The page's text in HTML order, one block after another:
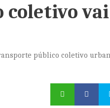
coletivo vai
público coletivo